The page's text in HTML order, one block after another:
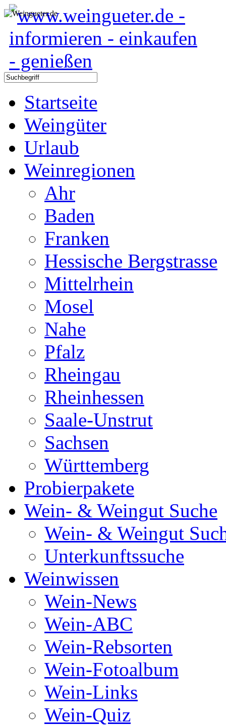
Startseite
Weingüter
Urlaub
Weinregionen
Ahr
Baden
Franken
Hessische Bergstrasse
Mittelrhein
Mosel
Nahe
Pfalz
Rheingau
Rheinhessen
Saale-Unstrut
Sachsen
Württemberg
Probierpakete
Wein- & Weingut Suche
Wein- & Weingut
Unterkunftssuche
Weinwissen
Wein-News
Wein-ABC
Wein-Rebsorten
Wein-Fotoalbum
Wein-Links
Wein-Quiz